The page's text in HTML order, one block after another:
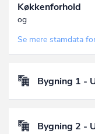
Køkkenforhold
og
Se mere stamdata
Bygning 1 -
Bygning 2 -